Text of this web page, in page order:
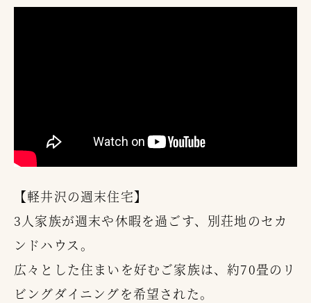
【軽井沢の週末住宅】
3人家族が週末や休暇を過ごす、別荘地のセカ
ンドハウス。
広々とした住まいを好むご家族は、約70畳のリ
ビングダイニングを希望された。